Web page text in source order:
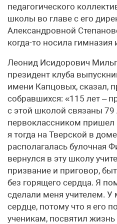
педагогического
школы во главе с его
Александровной
когда-то носила
Леонид Исидорович
президент клуба
имени Капцовых, сказал,
собравшихся: «115 лет –
с этой школой связаны 79
первоклассником пришел
я тогда на Тверской в
располагалась булочная
вернулся в эту школу
призвание и приговор,
без горящего сердца. Я
сделали меня учителем. У
сердце, потому что я его
ученикам, посвятил жизнь